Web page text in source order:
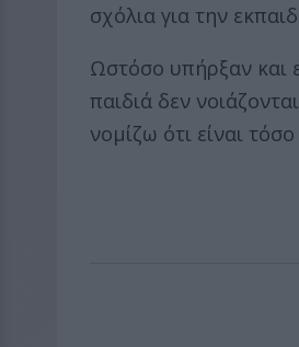
σχόλια για την
Ωστόσο υπήρξαν και
παιδιά δεν
νομίζω ότι είναι